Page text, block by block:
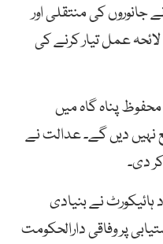
کی منتقلی اور
لائحہ عمل تیار کرنے کی
پناہ گاہ میں
دیں گے۔ عدالت نے
دی۔
آباد ہائیکورٹ نے بنیادی
پر وفاقی دارالحکومت